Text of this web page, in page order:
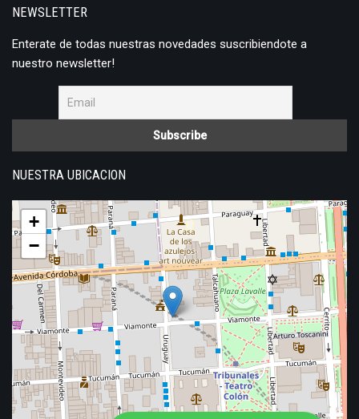
NEWSLETTER
Enterate de todas nuestras novedades suscribiendote a
nuestro newsletter!
NUESTRA UBICACION
+
−